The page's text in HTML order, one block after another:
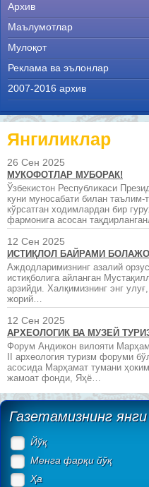
Архив
Маълумотлар
Мулоқот
Реклама ва эълонлар
2007-2016 архив
Янгиликлар
26 Сен 2025
МУКОФОТЛАР МУБОРАК!
Ўзбекистон Республикаси
куни муносабати билан таълим-
кўрсатган ходимлардан бир
фармонига асосан
12 Сен 2025
ИСТИҚЛОЛ БАЙРАМИ
Аждодларимизнинг азалий
истиқболига айланган
арзийди. Халқимизнинг энг
жорий…
12 Сен 2025
АРХЕОЛОГИК ВА МУЗЕЙ
Форум Андижон вилояти
II археология туризм форуми
асосида Марҳамат тумани
жамоат фонди, Яҳё…
Газетамизнинг
Йўқ
Менга фарқи йўқ
Ҳа